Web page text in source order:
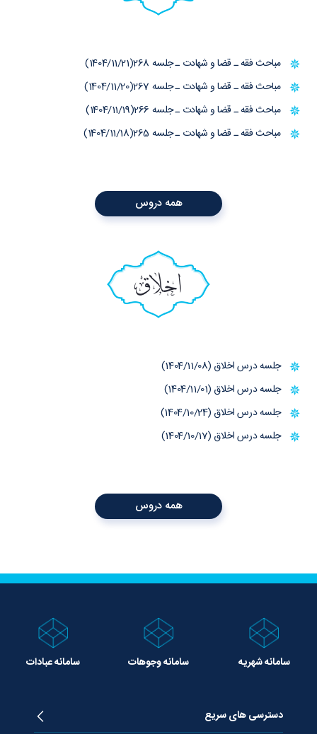
مباحث فقه ـ قضا و شهادت ـ جلسه 268(1404/11/21)
مباحث فقه ـ قضا و شهادت ـ جلسه 267(1404/11/20)
مباحث فقه ـ قضا و شهادت ـ جلسه 266(1404/11/19)
مباحث فقه ـ قضا و شهادت ـ جلسه 265(1404/11/18)
همه دروس
اخلاق
جلسه درس اخلاق (1404/11/08)
جلسه درس اخلاق (1404/11/01)
جلسه درس اخلاق (1404/10/24)
جلسه درس اخلاق (1404/10/17)
همه دروس
سامانه شهریه سامانه وجوهات سامانه عبادات
دسترسی های سریع